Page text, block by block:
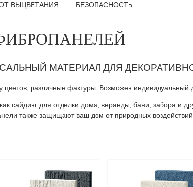
ВЫЦВЕТАНИЯ
БЕЗОПАСНОСТЬ
МАТЕРИАЛ ДЛЯ
различные фактуры. Возможен индивидуальный
сайдинг для отделки дома, веранды, бани, забора и
также защищают ваш дом от природных воздействий.